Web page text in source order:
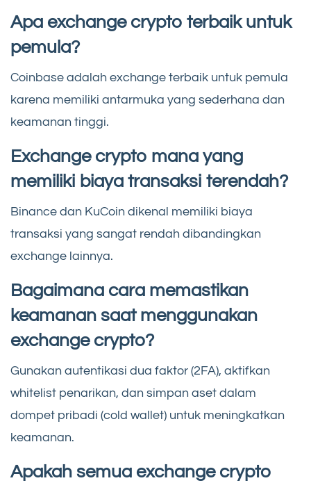
Apa exchange crypto terbaik untuk
pemula?
Coinbase adalah exchange terbaik untuk pemula
karena memiliki antarmuka yang sederhana dan
keamanan tinggi.
Exchange crypto mana yang
memiliki biaya transaksi terendah?
Binance dan KuCoin dikenal memiliki biaya
transaksi yang sangat rendah dibandingkan
exchange lainnya.
Bagaimana cara memastikan
keamanan saat menggunakan
exchange crypto?
Gunakan autentikasi dua faktor (2FA), aktifkan
whitelist penarikan, dan simpan aset dalam
dompet pribadi (cold wallet) untuk meningkatkan
keamanan.
Apakah semua exchange crypto